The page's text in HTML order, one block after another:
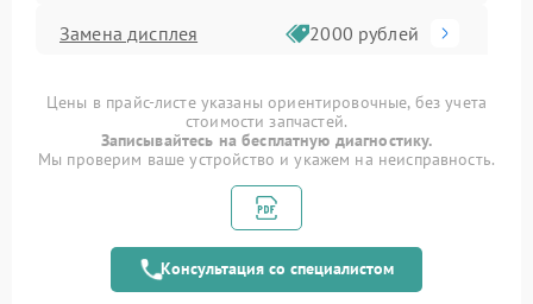
Замена дисплея 2000 рублей
управления
1500 рублей
Ремонт электронной
платы
1400 рублей
Ремонт электронного
модуля
Замена электронного
Цены в прайс-листе указаны ориентировочные, без учета
стоимости запчастей.
Записывайтесь на бесплатную диагностику.
Мы проверим ваше устройство и укажем на неисправность.
Консультация со специалистом